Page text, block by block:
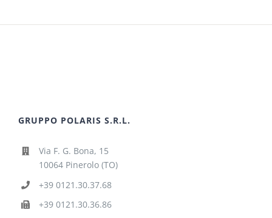
GRUPPO POLARIS S.R.L.
Via F. G. Bona, 15
10064 Pinerolo (TO)
+39 0121.30.37.68
+39 0121.30.36.86